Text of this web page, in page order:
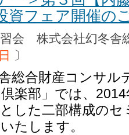
資フェア開催の
習会 株式会社幻冬
〕
総合財産コンサル
倶楽部」では、
した二部構成の
たします。